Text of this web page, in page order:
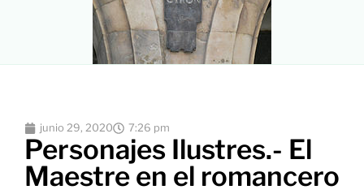
junio 29, 2020 7:26 pm
Personajes Ilustres.- El
Maestre en el romancero